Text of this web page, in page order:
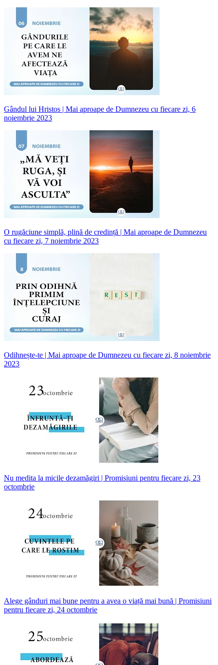
Gândul lui Hristos | Mai aproape de Dumnezeu cu fiecare zi, 6
noiembrie 2023
O rugăciune simplă, plină de credință | Mai aproape de Dumnezeu
cu fiecare zi, 7 noiembrie 2023
Odihnește-te | Mai aproape de Dumnezeu cu fiecare zi, 8 noiembrie
2023
Nu medita la micile dezamăgiri | Promisiuni pentru fiecare zi, 23
octombrie
Alege gânduri mai bune pentru a avea o viață mai bună | Promisiuni
pentru fiecare zi, 24 octombrie